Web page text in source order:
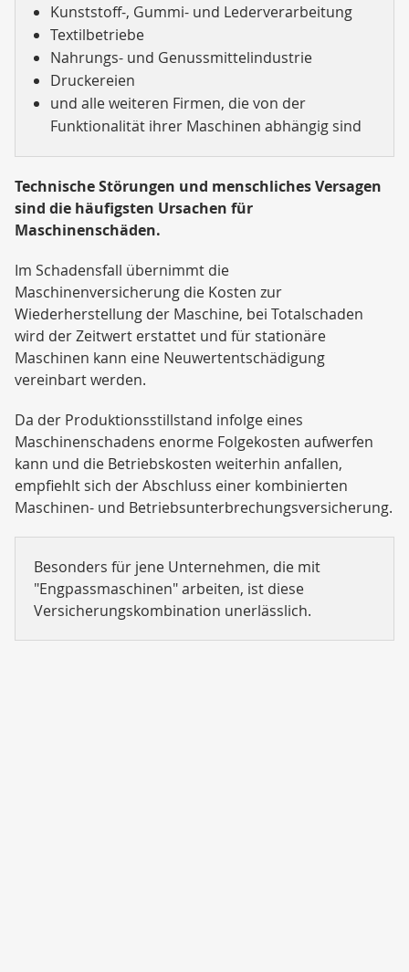
Kunststoff-, Gummi- und Lederverarbeitung
Textilbetriebe
Nahrungs- und Genussmittelindustrie
Druckereien
und alle weiteren Firmen, die von der
Funktionalität ihrer Maschinen abhängig sind
Technische Störungen und menschliches Versagen
sind die häufigsten Ursachen für
Maschinenschäden.
Im Schadensfall übernimmt die
Maschinenversicherung die Kosten zur
Wiederherstellung der Maschine, bei Totalschaden
wird der Zeitwert erstattet und für stationäre
Maschinen kann eine Neuwertentschädigung
vereinbart werden.
Da der Produktionsstillstand infolge eines
Maschinenschadens enorme Folgekosten aufwerfen
kann und die Betriebskosten weiterhin anfallen,
empfiehlt sich der Abschluss einer kombinierten
Maschinen- und Betriebsunterbrechungsversicherung.
Besonders für jene Unternehmen, die mit
"Engpassmaschinen" arbeiten, ist diese
Versicherungskombination unerlässlich.